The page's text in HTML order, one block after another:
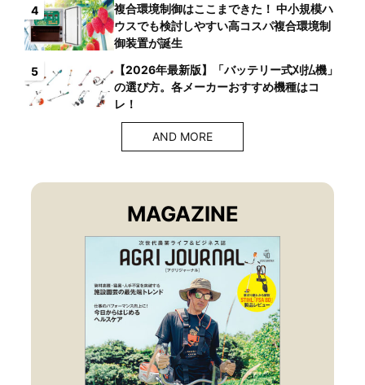
4
複合環境制御はここまできた！ 中小規模ハ
ウスでも検討しやすい高コスパ複合環境制
御装置が誕生
5
【2026年最新版】「バッテリー式刈払機」
の選び方。各メーカーおすすめ機種はコ
レ！
AND MORE
MAGAZINE